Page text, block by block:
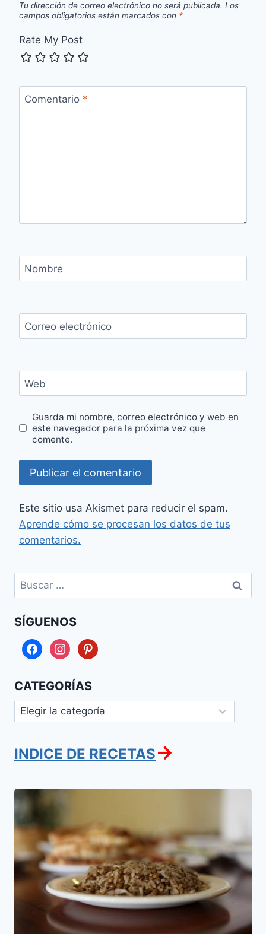
Tu dirección de correo electrónico no será publicada. Los
campos obligatorios están marcados con *
Rate My Post
Comentario *
Nombre
Correo electrónico
Web
Guarda mi nombre, correo electrónico y web en
este navegador para la próxima vez que
comente.
Este sitio usa Akismet para reducir el spam.
Aprende cómo se procesan los datos de tus
comentarios.
Buscar:
SÍGUENOS
facebookinstagrampinterest
CATEGORÍAS
Categorías
INDICE DE RECETAS→
Mejedra
(Arroz
con
lentejas)